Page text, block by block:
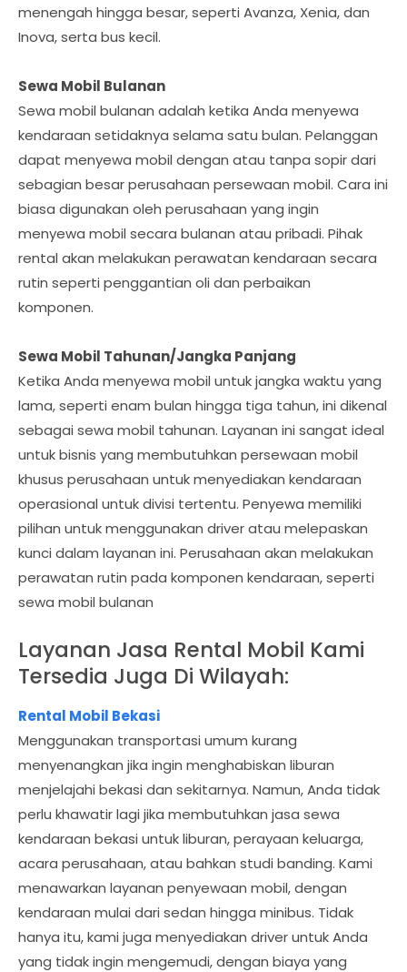
menengah hingga besar, seperti Avanza, Xenia, dan
Inova, serta bus kecil.
Sewa Mobil Bulanan
Sewa mobil bulanan adalah ketika Anda menyewa
kendaraan setidaknya selama satu bulan. Pelanggan
dapat menyewa mobil dengan atau tanpa sopir dari
sebagian besar perusahaan persewaan mobil. Cara ini
biasa digunakan oleh perusahaan yang ingin
menyewa mobil secara bulanan atau pribadi. Pihak
rental akan melakukan perawatan kendaraan secara
rutin seperti penggantian oli dan perbaikan
komponen.
Sewa Mobil Tahunan/Jangka Panjang
Ketika Anda menyewa mobil untuk jangka waktu yang
lama, seperti enam bulan hingga tiga tahun, ini dikenal
sebagai sewa mobil tahunan. Layanan ini sangat ideal
untuk bisnis yang membutuhkan persewaan mobil
khusus perusahaan untuk menyediakan kendaraan
operasional untuk divisi tertentu. Penyewa memiliki
pilihan untuk menggunakan driver atau melepaskan
kunci dalam layanan ini. Perusahaan akan melakukan
perawatan rutin pada komponen kendaraan, seperti
sewa mobil bulanan
Layanan Jasa Rental Mobil Kami
Tersedia Juga Di Wilayah:
Rental Mobil Bekasi
Menggunakan transportasi umum kurang
menyenangkan jika ingin menghabiskan liburan
menjelajahi bekasi dan sekitarnya. Namun, Anda tidak
perlu khawatir lagi jika membutuhkan jasa sewa
kendaraan bekasi untuk liburan, perayaan keluarga,
acara perusahaan, atau bahkan studi banding. Kami
menawarkan layanan penyewaan mobil, dengan
kendaraan mulai dari sedan hingga minibus. Tidak
hanya itu, kami juga menyediakan driver untuk Anda
yang tidak ingin mengemudi, dengan biaya yang